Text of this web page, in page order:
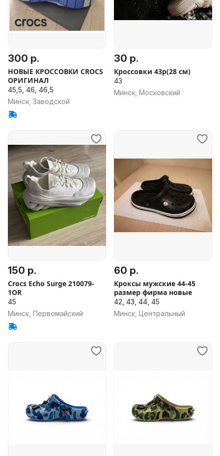
300 р.
НОВЫЕ КРОССОВКИ CROCS
ОРИГИНАЛ
45,5, 46, 46,5
Минск, Заводской
30 р.
Кроссовки 43р(28 см)
43
Минск, Московский
150 р.
Сrocs Echo Surge 210079-
1OR
45
Минск, Первомайский
60 р.
Кроксы мужские 44-45
размер фирма новые
42, 43, 44, 45
Минск, Центральный